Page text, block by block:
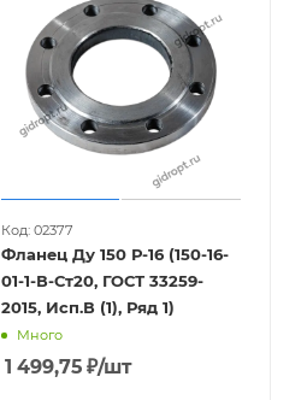
Код: 02377
Фланец Ду 150 Р-16 (150-16-
01-1-В-Ст20, ГОСТ 33259-
2015, Исп.В (1), Ряд 1)
Много
1 499,75₽/шт